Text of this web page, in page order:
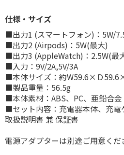
仕様・サイズ
■出力1 (スマートフォン)：5W/
■出力2 (Airpods)：5W(最大)
■出力3 (AppleWatch)：2.5W(最
■入力：9V/2A,5V/3A
■本体サイズ：約W59.6×Ｄ
■製品重量：56.5g
■本体素材：ABS、PC、亜鉛合金
■セット内容：充電器本体、充電
取扱説明書 兼 保証書
電源アダプターは別途ご用意くだ